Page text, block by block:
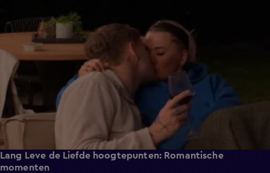
Lang Leve de Liefde hoogtepunten: Romantische
momenten